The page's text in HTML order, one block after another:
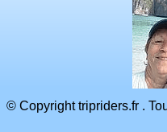
© Copyright tripriders.fr .